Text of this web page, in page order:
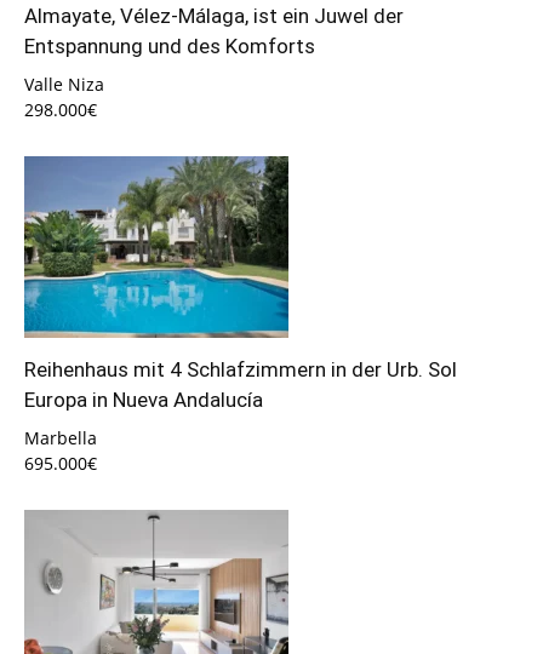
Almayate, Vélez-Málaga, ist ein Juwel der
Entspannung und des Komforts
Valle Niza
298.000€
Reihenhaus mit 4 Schlafzimmern in der Urb. Sol
Europa in Nueva Andalucía
Marbella
695.000€